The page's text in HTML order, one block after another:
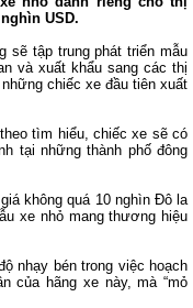
USD.
sẽ tập trung phát triển mẫu
và xuất khẩu sang các thị
chiếc xe đầu tiên xuất
tìm hiểu, chiếc xe sẽ có
tại những thành phố đông
không quá 10 nghìn Đô la
xe nhỏ mang thương hiệu
nhạy bén trong việc hoạch
của hãng xe này, mà “mỏ